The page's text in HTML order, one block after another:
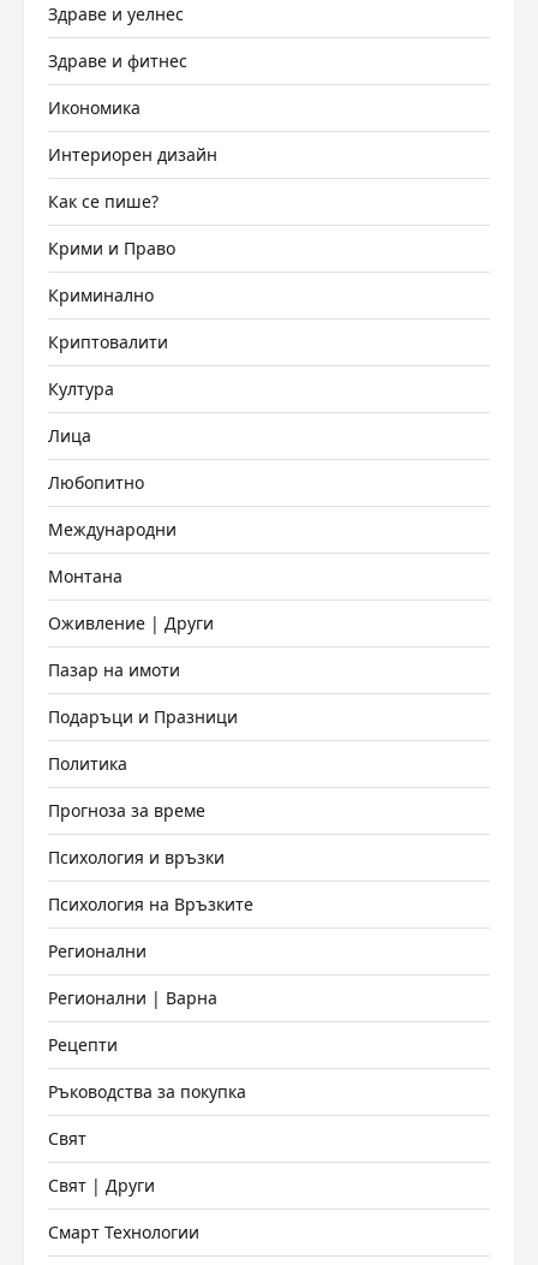
Здраве и уелнес
Здраве и фитнес
Икономика
Интериорен дизайн
Как се пише?
Крими и Право
Криминално
Криптовалити
Култура
Лица
Любопитно
Международни
Монтана
Оживление | Други
Пазар на имоти
Подаръци и Празници
Политика
Прогноза за време
Психология и връзки
Психология на Връзките
Регионални
Регионални | Варна
Рецепти
Ръководства за покупка
Свят
Свят | Други
Смарт Технологии